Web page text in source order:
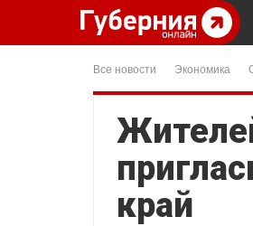
Все новости Экономика
край